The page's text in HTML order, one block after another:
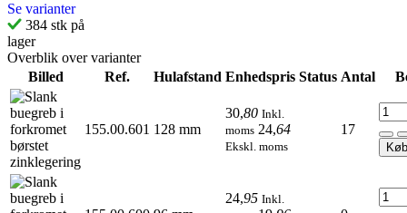
Se varianter
384 stk på
lager
Overblik over varianter
Billed
Ref. Hulafstand Enhedspris Status Antal
155.00.601 128 mm
30,80 Inkl.
moms 24,64
Ekskl. moms
17
Køb
24,95 Inkl.